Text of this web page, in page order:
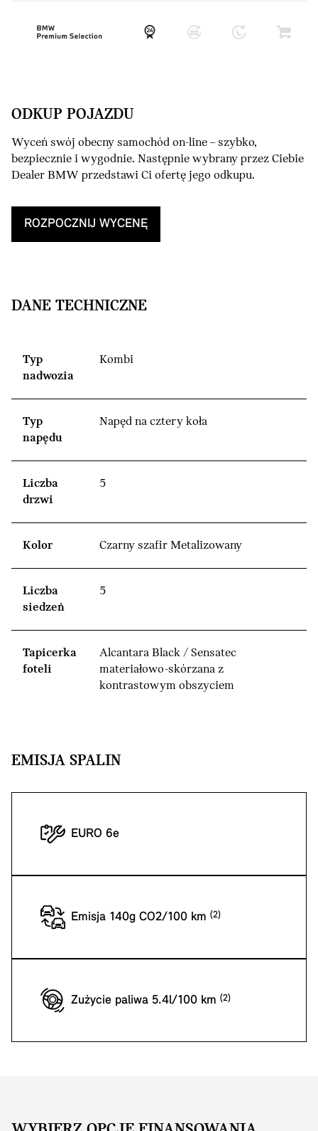
ODKUP POJAZDU
Wyceń swój obecny samochód on-line – szybko,
bezpiecznie i wygodnie. Następnie wybrany przez Ciebie
Dealer BMW przedstawi Ci ofertę jego odkupu.
ROZPOCZNIJ WYCENĘ
DANE TECHNICZNE
Typ
nadwozia
Kombi
Typ
napędu
Napęd na cztery koła
Liczba
drzwi
5
Kolor Czarny szafir Metalizowany
Liczba
siedzeń
5
Tapicerka
foteli
Alcantara Black / Sensatec
materiałowo-skórzana z
kontrastowym obszyciem
EMISJA SPALIN
EURO 6e
Emisja 140g CO2/100 km
Zużycie paliwa 5.4l/100 km